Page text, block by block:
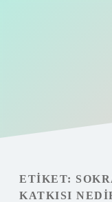
Gizlilik Politikası
ETIKET:
KATKISI